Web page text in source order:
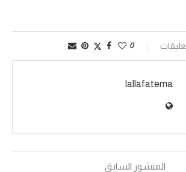
0
lallafatema
المنشور السابق